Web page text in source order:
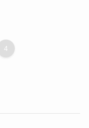
4